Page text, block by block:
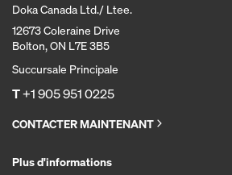
Doka Canada Ltd./ Ltee.
12673 Coleraine Drive
Bolton, ON L7E 3B5
Succursale Principale
T+1 905 951 0225
CONTACTER MAINTENANT
Plus d'informations